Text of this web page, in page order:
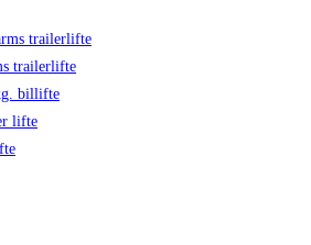
trailerlifte
trailerlifte
billifte
lifte